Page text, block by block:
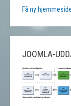
Få ny
JOOMLA-